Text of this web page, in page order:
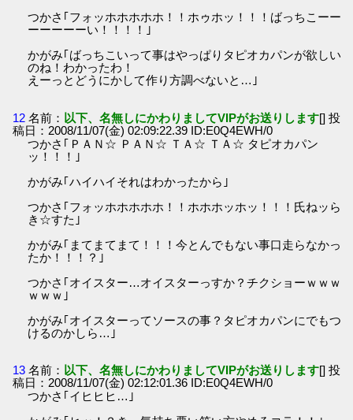
つかさ｢フォッホホホホホ！！ホゥホッ！！！ばっちこーー
ーーーーーい！！！！｣
かがみ｢ばっちこいって事はやっぱりタピオカパンが欲しい
のね！わかったわ！
えーっとどうにかして作り方調べないと…｣
12 名前： 以下、名無しにかわりましてVIPがお送りします[] 投
稿日：2008/11/07(金) 02:09:22.39 ID:E0Q4EWH/0
つかさ｢ＰＡＮ☆ ＰＡＮ☆ ＴＡ☆ ＴＡ☆ タピオカパン
ッ！！！｣
かがみ｢ハイハイそれはわかったから｣
つかさ｢フォッホホホホホ！！ホホホッホッ！！！氏ねッら
き☆すた｣
かがみ｢まてまてまて！！！今とんでもない事口走らなかっ
たか！！！？｣
つかさ｢オイスター…オイスターっすか？チクショーｗｗｗ
ｗｗｗ｣
かがみ｢オイスターってソースの事？タピオカパンにでもつ
けるのかしら…｣
13 名前： 以下、名無しにかわりましてVIPがお送りします[] 投
稿日：2008/11/07(金) 02:12:01.36 ID:E0Q4EWH/0
つかさ｢イヒヒヒ…｣